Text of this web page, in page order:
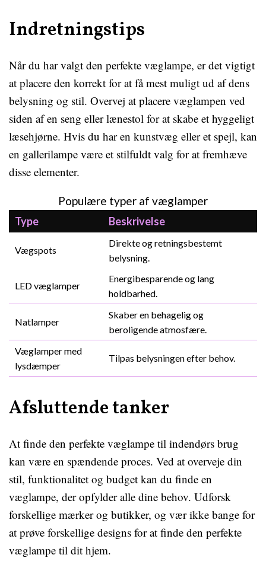
Indretningstips
Når du har valgt den perfekte væglampe, er det vigtigt
at placere den korrekt for at få mest muligt ud af dens
belysning og stil. Overvej at placere væglampen ved
siden af en seng eller lænestol for at skabe et hyggeligt
læsehjørne. Hvis du har en kunstvæg eller et spejl, kan
en gallerilampe være et stilfuldt valg for at fremhæve
disse elementer.
Populære typer af væglamper
Type Beskrivelse
Vægspots
Direkte og retningsbestemt
belysning.
LED væglamper
Energibesparende og lang
holdbarhed.
Natlamper
Skaber en behagelig og
beroligende atmosfære.
Væglamper med
lysdæmper
Tilpas belysningen efter behov.
Afsluttende tanker
At finde den perfekte væglampe til indendørs brug
kan være en spændende proces. Ved at overveje din
stil, funktionalitet og budget kan du finde en
væglampe, der opfylder alle dine behov. Udforsk
forskellige mærker og butikker, og vær ikke bange for
at prøve forskellige designs for at finde den perfekte
væglampe til dit hjem.